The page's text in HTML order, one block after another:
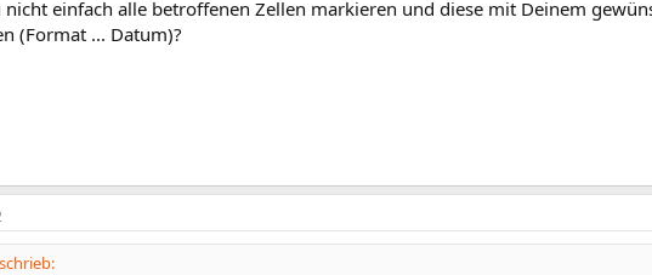
nicht einfach alle betroffenen Zellen markieren und diese mit Deinem
(Format ... Datum)?